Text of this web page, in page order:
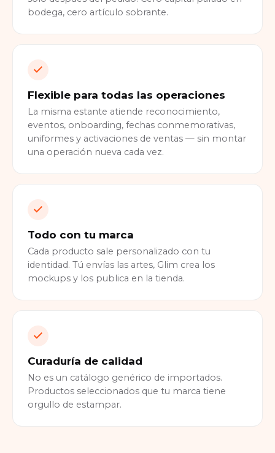
bodega, cero artículo sobrante.
Flexible para todas las operaciones
La misma estante atiende reconocimiento,
eventos, onboarding, fechas conmemorativas,
uniformes y activaciones de ventas — sin montar
una operación nueva cada vez.
Todo con tu marca
Cada producto sale personalizado con tu
identidad. Tú envías las artes, Glim crea los
mockups y los publica en la tienda.
Curaduría de calidad
No es un catálogo genérico de importados.
Productos seleccionados que tu marca tiene
orgullo de estampar.